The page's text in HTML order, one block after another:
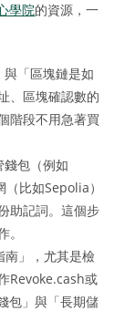
學院的資源，一
「區塊鏈是如
、區塊確認數的
階段不用急著買
包（例如
比如Sepolia）
助記詞。這個步
」，尤其是檢
Revoke.cash或
包」與「長期儲